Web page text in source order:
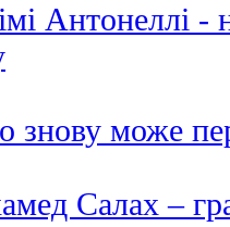
Антонеллі -
знову може
Салах –